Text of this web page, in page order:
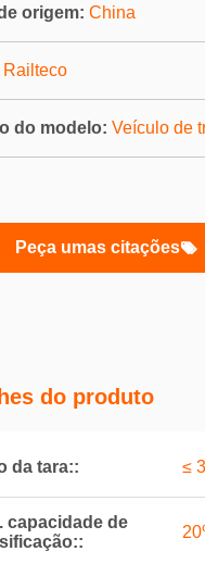
origem: China
Railteco
do modelo: Veículo de
Peça umas citações
do produto
da tara:: ≤
capacidade de